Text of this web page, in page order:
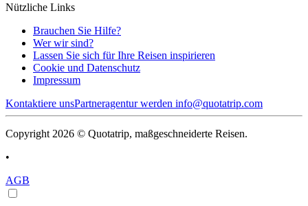
Nützliche Links
Brauchen Sie Hilfe?
Wer wir sind?
Lassen Sie sich für Ihre Reisen inspirieren
Cookie und Datenschutz
Impressum
Kontaktiere unsPartneragentur werden info@quotatrip.com
Copyright 2026 © Quotatrip, maßgeschneiderte Reisen.
•
AGB